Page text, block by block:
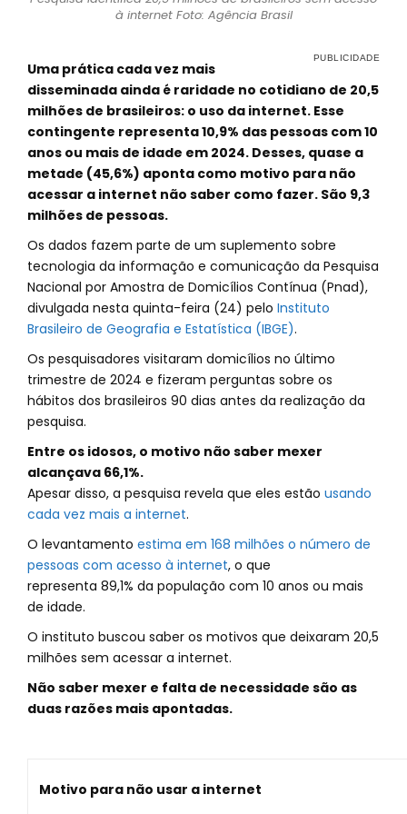
à internet Foto: Agência Brasil
Uma prática cada vez mais
disseminada ainda é raridade no cotidiano de 20,5
milhões de brasileiros: o uso da internet. Esse
contingente representa 10,9% das pessoas com 10
anos ou mais de idade em 2024. Desses, quase a
metade (45,6%) aponta como motivo para não
acessar a internet não saber como fazer. São 9,3
milhões de pessoas.
Os dados fazem parte de um suplemento sobre
tecnologia da informação e comunicação da Pesquisa
Nacional por Amostra de Domicílios Contínua (Pnad),
divulgada nesta quinta-feira (24) pelo Instituto
Brasileiro de Geografia e Estatística (IBGE).
Os pesquisadores visitaram domicílios no último
trimestre de 2024 e fizeram perguntas sobre os
hábitos dos brasileiros 90 dias antes da realização da
pesquisa.
Entre os idosos, o motivo não saber mexer
alcançava 66,1%.
Apesar disso, a pesquisa revela que eles estão usando
cada vez mais a internet.
O levantamento estima em 168 milhões o número de
pessoas com acesso à internet, o que
representa 89,1% da população com 10 anos ou mais
de idade.
O instituto buscou saber os motivos que deixaram 20,5
milhões sem acessar a internet.
Não saber mexer e falta de necessidade são as
duas razões mais apontadas.
Motivo para não usar a internet